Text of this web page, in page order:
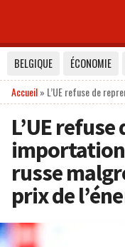
BELGIQUE ÉCONOMIE
Accueil» L’UE refuse de
L’UE
russe
prix de